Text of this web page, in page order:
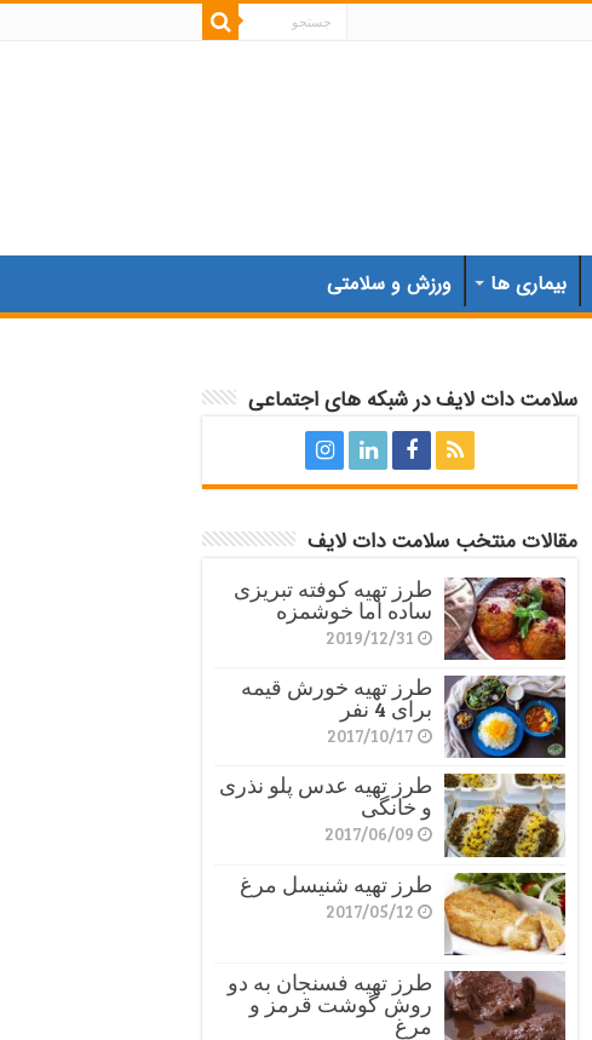
بیماری ها ورزش و سلامتی
سلامت دات لایف در شبکه های اجتماعی
مقالات منتخب سلامت دات لایف
طرز تهیه کوفته تبریزی
ساده اما خوشمزه
2019/12/31
طرز تهیه خورش قیمه
برای 4 نفر
2017/10/17
طرز تهیه عدس پلو نذری
و خانگی
2017/06/09
طرز تهیه شنیسل مرغ
2017/05/12
طرز تهیه فسنجان به دو
روش گوشت قرمز و
مرغ